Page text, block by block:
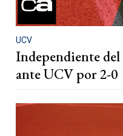
UCV
Independiente del
ante UCV por 2-0